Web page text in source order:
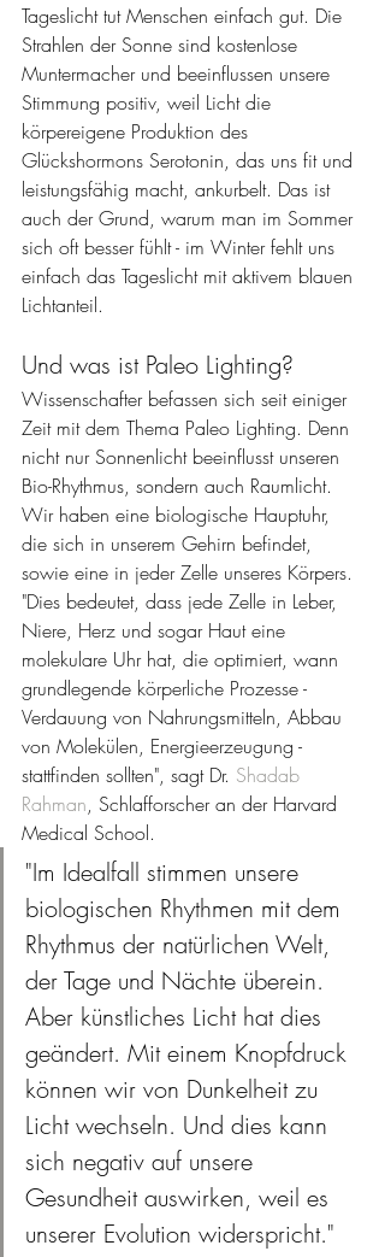
Tageslicht tut Menschen einfach gut. Die
Strahlen der Sonne sind kostenlose
Muntermacher und beeinflussen unsere
Stimmung positiv, weil Licht die
körpereigene Produktion des
Glückshormons Serotonin, das uns fit und
leistungsfähig macht, ankurbelt. Das ist
auch der Grund, warum man im Sommer
sich oft besser fühlt - im Winter fehlt uns
einfach das Tageslicht mit aktivem blauen
Lichtanteil.
Und was ist Paleo Lighting?
Wissenschafter befassen sich seit einiger
Zeit mit dem Thema Paleo Lighting. Denn
nicht nur Sonnenlicht beeinflusst unseren
Bio-Rhythmus, sondern auch Raumlicht.
Wir haben eine biologische Hauptuhr,
die sich in unserem Gehirn befindet,
sowie eine in jeder Zelle unseres Körpers.
"Dies bedeutet, dass jede Zelle in Leber,
Niere, Herz und sogar Haut eine
molekulare Uhr hat, die optimiert, wann
grundlegende körperliche Prozesse -
Verdauung von Nahrungsmitteln, Abbau
von Molekülen, Energieerzeugung -
stattfinden sollten", sagt Dr. Shadab
Rahman, Schlafforscher an der Harvard
Medical School.
"Im Idealfall stimmen unsere
biologischen Rhythmen mit dem
Rhythmus der natürlichen Welt,
der Tage und Nächte überein.
Aber künstliches Licht hat dies
geändert. Mit einem Knopfdruck
können wir von Dunkelheit zu
Licht wechseln. Und dies kann
sich negativ auf unsere
Gesundheit auswirken, weil es
unserer Evolution widerspricht."